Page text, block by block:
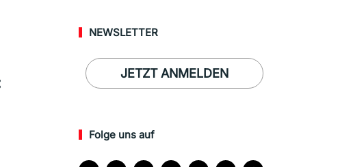
NEWSLETTER
JETZT ANMELDEN
Folge uns auf